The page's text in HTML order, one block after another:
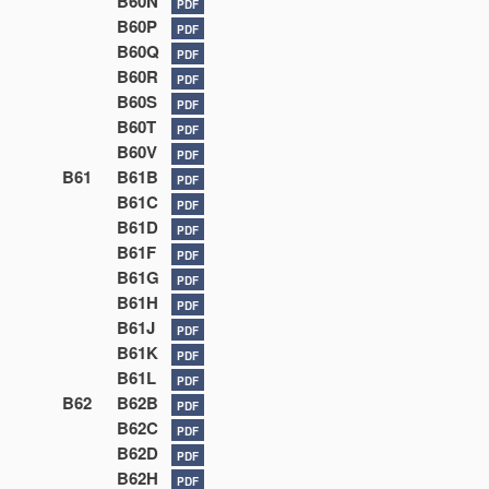
PDF
B60P PDF
B60Q PDF
B60R PDF
B60S PDF
B60T PDF
B60V PDF
B61 B61B PDF
B61C PDF
B61D PDF
B61F PDF
B61G PDF
B61H PDF
B61J PDF
B61K PDF
B61L PDF
B62 B62B PDF
B62C PDF
B62D PDF
B62H PDF